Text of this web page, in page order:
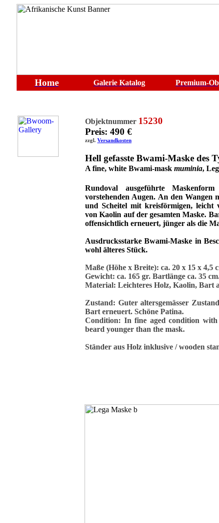
Home Galerie Katalog Premium-
Objektnummer 15230
Preis: 490 €
zzgl. Versandkosten
Hell gefasste Bwami-Maske des
A fine, white Bwami-mask muminia,
Rundoval ausgeführte
vorstehenden Augen. An den
und Scheitel mit kreisförmigen, leicht
von Kaolin auf der gesamten Maske.
offensichtlich erneuert, jünger als die
Ausdrucksstarke Bwami-Maske in
wohl älteres Stück.
Maße (Höhe x Breite): ca. 20 x 15 x 4,5
Gewicht: ca. 165 gr. Bartlänge ca. 35
Material: Leichteres Holz, Kaolin, Bart
Zustand: Guter altersgemässer
Bart erneuert. Schöne Patina.
Condition: In fine aged condition with
beard younger than the mask.
Ständer aus Holz inklusive / wooden